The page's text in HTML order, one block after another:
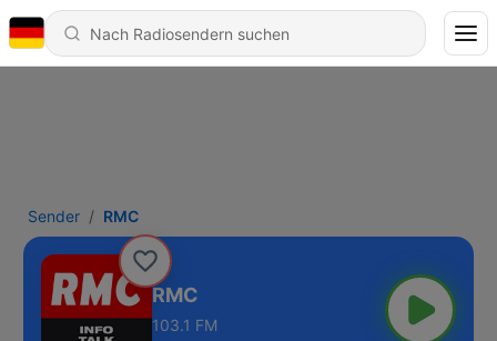
Sender RMC
RMC
103.1 FM